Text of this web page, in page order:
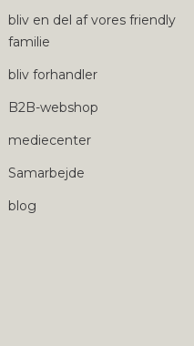
bliv en del af vores friendly
familie
bliv forhandler
B2B-webshop
mediecenter
Samarbejde
blog